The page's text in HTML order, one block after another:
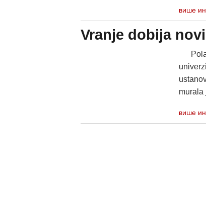
више
Vranje dobija
murala
више